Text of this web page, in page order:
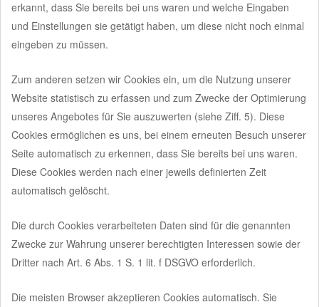
erkannt, dass Sie bereits bei uns waren und welche Eingaben
und Einstellungen sie getätigt haben, um diese nicht noch einmal
eingeben zu müssen.
Zum anderen setzen wir Cookies ein, um die Nutzung unserer
Website statistisch zu erfassen und zum Zwecke der Optimierung
unseres Angebotes für Sie auszuwerten (siehe Ziff. 5). Diese
Cookies ermöglichen es uns, bei einem erneuten Besuch unserer
Seite automatisch zu erkennen, dass Sie bereits bei uns waren.
Diese Cookies werden nach einer jeweils definierten Zeit
automatisch gelöscht.
Die durch Cookies verarbeiteten Daten sind für die genannten
Zwecke zur Wahrung unserer berechtigten Interessen sowie der
Dritter nach Art. 6 Abs. 1 S. 1 lit. f DSGVO erforderlich.
Die meisten Browser akzeptieren Cookies automatisch. Sie